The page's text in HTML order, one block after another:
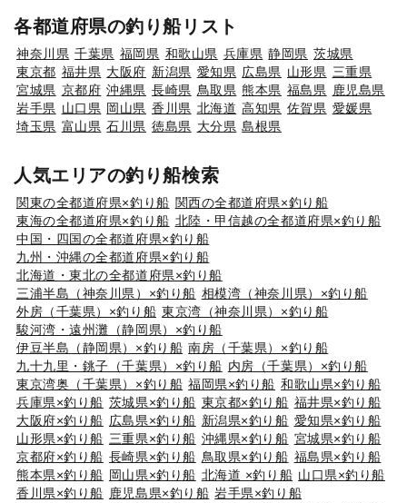
各都道府県の釣り船リスト
神奈川県 千葉県 福岡県 和歌山県 兵庫県 静岡県 茨城県
東京都 福井県 大阪府 新潟県 愛知県 広島県 山形県 三重県
宮城県 京都府 沖縄県 長崎県 鳥取県 熊本県 福島県 鹿児島県
岩手県 山口県 岡山県 香川県 北海道 高知県 佐賀県 愛媛県
埼玉県 富山県 石川県 徳島県 大分県 島根県
人気エリアの釣り船検索
関東の全都道府県×釣り船 関西の全都道府県×釣り船
東海の全都道府県×釣り船 北陸・甲信越の全都道府県×釣り船
中国・四国の全都道府県×釣り船
九州・沖縄の全都道府県×釣り船
北海道・東北の全都道府県×釣り船
三浦半島（神奈川県）×釣り船 相模湾（神奈川県）×釣り船
外房（千葉県）×釣り船 東京湾（神奈川県）×釣り船
駿河湾・遠州灘（静岡県）×釣り船
伊豆半島（静岡県）×釣り船 南房（千葉県）×釣り船
九十九里・銚子（千葉県）×釣り船 内房（千葉県）×釣り船
東京湾奥（千葉県）×釣り船 福岡県×釣り船 和歌山県×釣り船
兵庫県×釣り船 茨城県×釣り船 東京都×釣り船 福井県×釣り船
大阪府×釣り船 広島県×釣り船 新潟県×釣り船 愛知県×釣り船
山形県×釣り船 三重県×釣り船 沖縄県×釣り船 宮城県×釣り船
京都府×釣り船 長崎県×釣り船 鳥取県×釣り船 福島県×釣り船
熊本県×釣り船 岡山県×釣り船 北海道 ×釣り船 山口県×釣り船
香川県×釣り船 鹿児島県×釣り船 岩手県×釣り船